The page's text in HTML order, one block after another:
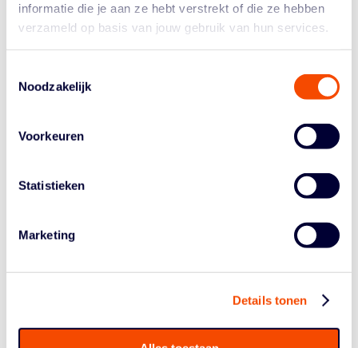
informatie die je aan ze hebt verstrekt of die ze hebben
verzameld op basis van jouw gebruik van hun services.
Noodzakelijk
Voorkeuren
Statistieken
Marketing
Details tonen
24 May
Evenement Tags:
Site:
ORGANISATOR
Basketball Nederland